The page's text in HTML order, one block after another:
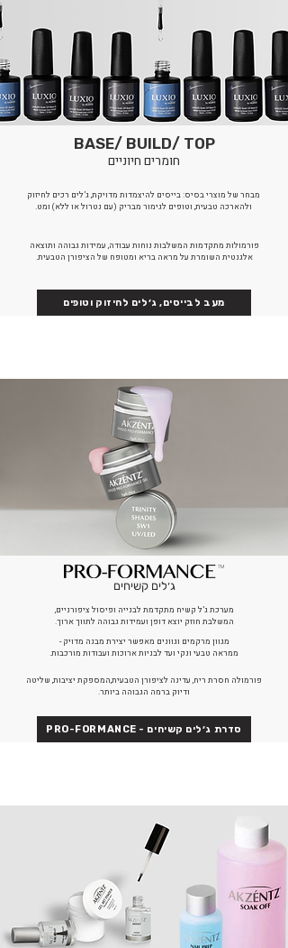
BASE/ BUILD/ TOP
חומרים חיוניים
מבחר של מוצרי בסיס: בייסים להיצמדות מדויקת, ג’לים רכים לחיזוק
ולהארכה טבעית, וטופים לגימור מבריק (עם נטרול או ללא) ומט.
פורמולות מתקדמות המשלבות נוחות עבודה, עמידות גבוהה ותוצאה
אלגנטית השומרת על מראה בריא ומטופח של הציפורן הטבעית.
מעב לבייסים, ג׳לים לחיזוק וטופים
ג׳לים קשיחים
מערכת ג’ל קשיח מתקדמת לבנייה ופיסול ציפורניים,
המשלבת חוזק יוצא דופן ועמידות גבוהה לתווך ארוך.
מגוון מרקמים וגוונים מאפשר יצירת מבנה מדויק -
ממראה טבעי ונקי ועד לבניות ארוכות ועבודות מורכבות.
פורמולה חסרת ריח, עדינה לציפורן הטבעית,המספקת יציבות, שליטה
ודיוק ברמה הגבוהה ביותר.
PRO-FORMANCE - סדרת ג׳לים קשיחים